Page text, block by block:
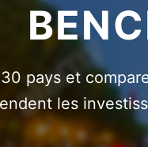
pays et
les